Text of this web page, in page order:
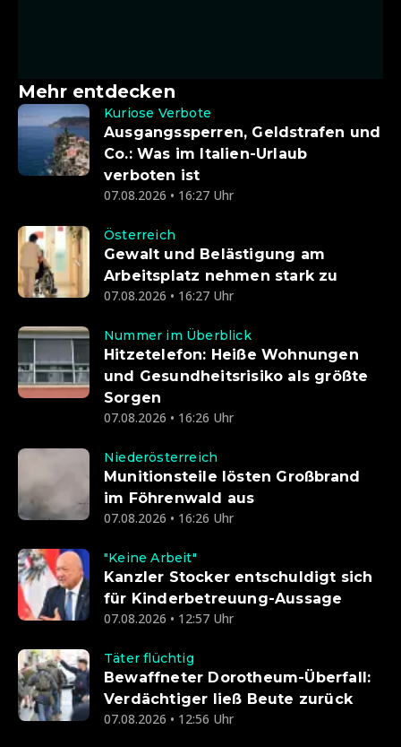
Mehr entdecken
Kuriose Verbote
Ausgangssperren, Geldstrafen und
Co.: Was im Italien-Urlaub
verboten ist
07.08.2026 • 16:27 Uhr
Österreich
Gewalt und Belästigung am
Arbeitsplatz nehmen stark zu
07.08.2026 • 16:27 Uhr
Nummer im Überblick
Hitzetelefon: Heiße Wohnungen
und Gesundheitsrisiko als größte
Sorgen
07.08.2026 • 16:26 Uhr
Niederösterreich
Munitionsteile lösten Großbrand
im Föhrenwald aus
07.08.2026 • 16:26 Uhr
"Keine Arbeit"
Kanzler Stocker entschuldigt sich
für Kinderbetreuung-Aussage
07.08.2026 • 12:57 Uhr
Täter flüchtig
Bewaffneter Dorotheum-Überfall:
Verdächtiger ließ Beute zurück
07.08.2026 • 12:56 Uhr